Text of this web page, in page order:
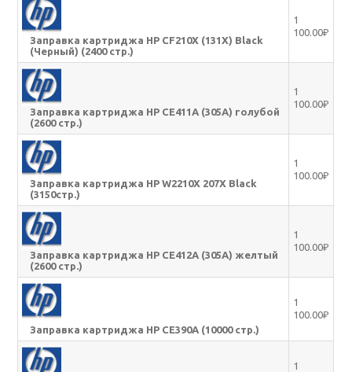
Заправка картриджа HP CF210X (131X) Black
(Черный) (2400 стр.)
1
100.00₽
Заправка картриджа HP CE411A (305A) голубой
(2600 стр.)
1
100.00₽
Заправка картриджа HP W2210X 207X Black
(3150стр.)
1
100.00₽
Заправка картриджа HP CE412A (305A) желтый
(2600 стр.)
1
100.00₽
Заправка картриджа HP CE390A (10000 стр.)
1
100.00₽
1